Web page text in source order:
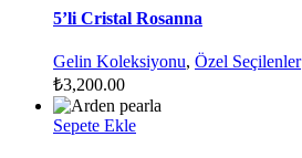
5’li Cristal Rosanna
Gelin Koleksiyonu, Özel Seçilenler
₺3,200.00
Sepete Ekle